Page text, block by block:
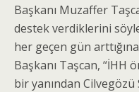
Başkanı Muzaffer
destek verdiklerini
her geçen gün
Başkanı Taşcan, “İHH
bir yanından Cilvegözü